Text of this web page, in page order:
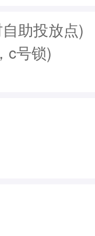
助投放点)
c号锁)